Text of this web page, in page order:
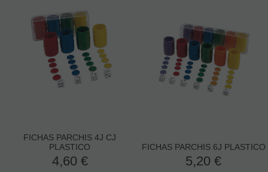
FICHAS PARCHIS 4J CJ
PLASTICO
4,60 €
FICHAS PARCHIS 6J PLASTICO
5,20 €